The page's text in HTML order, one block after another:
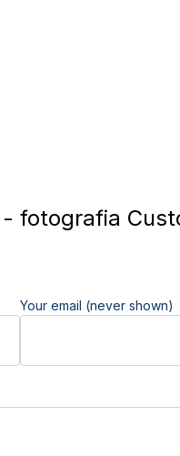
- fotografia
Your email (never shown)